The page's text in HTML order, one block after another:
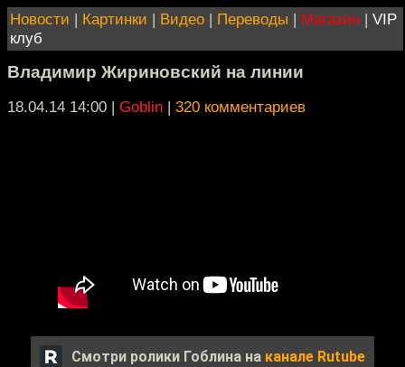
Новости | Картинки | Видео | Переводы | Магазин | VIP
клуб
Владимир Жириновский на линии
18.04.14 14:00 | Goblin | 320 комментариев
Смотри ролики Гоблина на канале Rutube